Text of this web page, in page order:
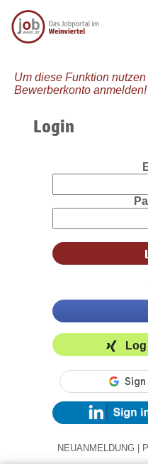
Um diese Funktion
Bewerberkonto anmelden!
Login
NEUANMELDUNG |